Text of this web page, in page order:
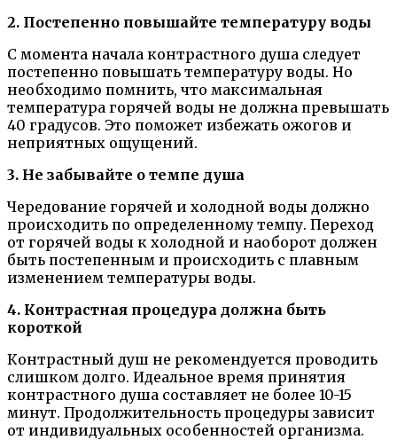
2. Постепенно повышайте температуру воды
С момента начала контрастного душа следует
постепенно повышать температуру воды. Но
необходимо помнить, что максимальная
температура горячей воды не должна превышать
40 градусов. Это поможет избежать ожогов и
неприятных ощущений.
3. Не забывайте о темпе душа
Чередование горячей и холодной воды должно
происходить по определенному темпу. Переход
от горячей воды к холодной и наоборот должен
быть постепенным и происходить с плавным
изменением температуры воды.
4. Контрастная процедура должна быть
короткой
Контрастный душ не рекомендуется проводить
слишком долго. Идеальное время принятия
контрастного душа составляет не более 10-15
минут. Продолжительность процедуры зависит
от индивидуальных особенностей организма.